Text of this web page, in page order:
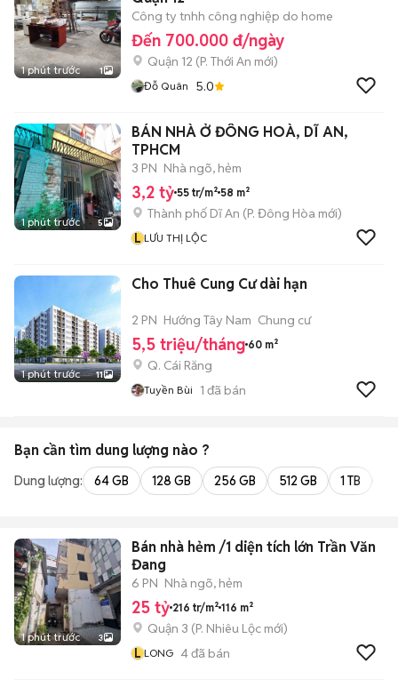
1 phút trước 1
Công ty tnhh công nghiệp do home
Đến 700.000 đ/ngày
Quận 12 (P. Thới An mới)
Đỗ Quân 5.0
1 phút trước 5
BÁN NHÀ Ở ĐÔNG HOÀ, DĨ AN,
TPHCM
3 PN Nhà ngõ, hẻm
3,2 tỷ 55 tr/m² 58 m²
Thành phố Dĩ An (P. Đông Hòa mới)
L LƯU THỊ LỘC
1 phút trước 11
Cho Thuê Cung Cư dài hạn
2 PN Hướng Tây Nam Chung cư
5,5 triệu/tháng 60 m²
Q. Cái Răng
Tuyền Bùi 1 đã bán
Bạn cần tìm dung lượng nào ?
Dung lượng: 64 GB 128 GB 256 GB 512 GB 1 TB
1 phút trước 3
Bán nhà hẻm /1 diện tích lớn Trần Văn
Đang
6 PN Nhà ngõ, hẻm
25 tỷ 216 tr/m² 116 m²
Quận 3 (P. Nhiêu Lộc mới)
L LONG 4đã bán